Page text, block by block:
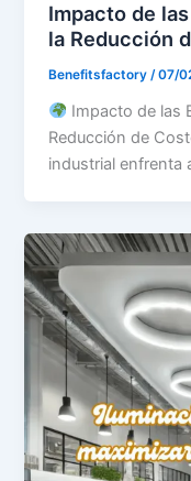
Impacto de
la Reducción
Benefitsfactory/07/
Impacto de las
Reducción de
industrial enfrenta